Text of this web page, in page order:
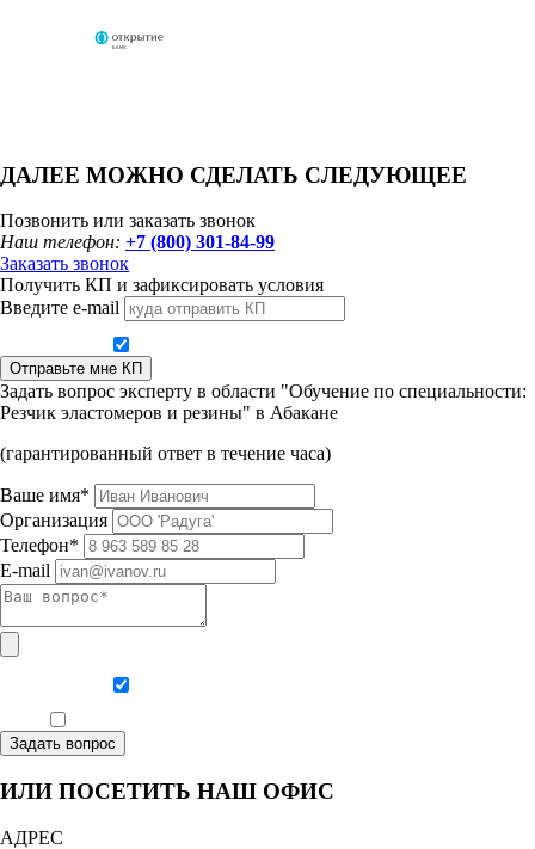
ДАЛЕЕ МОЖНО СДЕЛАТЬ СЛЕДУЮЩЕЕ
Позвонить или заказать звонок
Наш телефон: +7 (800) 301-84-99
Заказать звонок
Получить КП и зафиксировать условия
Введите e-mail
Отправьте мне КП
Задать вопрос эксперту в области "Обучение по специальности:
Резчик эластомеров и резины" в Абакане
(гарантированный ответ в течение часа)
Ваше имя*
Организация
Телефон*
E-mail
Задать вопрос
ИЛИ ПОСЕТИТЬ НАШ ОФИС
АДРЕС